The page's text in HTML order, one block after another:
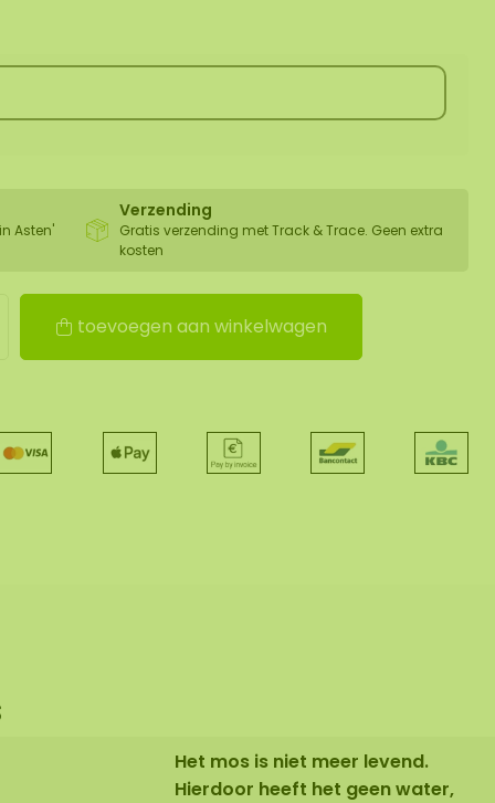
Asten'
Verzending
Gratis verzending met Track & Trace. Geen extra
kosten
toevoegen aan winkelwagen
Het mos is niet meer levend.
Hierdoor heeft het geen water,